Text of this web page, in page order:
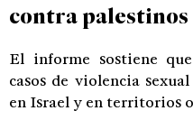
contra
El informe sostiene
casos de violencia
en Israel y en territorios